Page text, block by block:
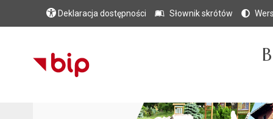
Deklaracja dostępności Słownik skrótów